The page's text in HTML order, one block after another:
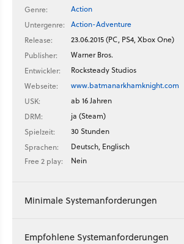
Genre:
Action
Untergenre:
Action-Adventure
Release:
23.06.2015 (PC, PS4, Xbox One)
Publisher:
Warner Bros.
Entwickler:
Rocksteady Studios
Webseite:
www.batmanarkhamknight.com
USK:
ab 16 Jahren
DRM:
ja (Steam)
Spielzeit:
30 Stunden
Sprachen:
Deutsch, Englisch
Free 2 play:
Nein
Minimale Systemanforderungen
Empfohlene Systemanforderungen